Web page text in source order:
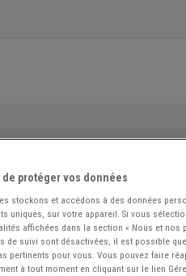
de protéger vos données
stockons et accédons à des données
uniques, sur votre appareil. Si vous
affichées dans la section « Nous et
de suivi sont désactivées, il est possible
pertinents pour vous. Vous pouvez faire
à tout moment en cliquant sur le lien